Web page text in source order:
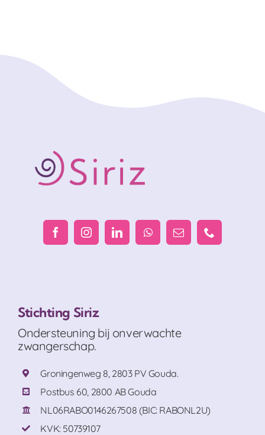
Stichting Siriz
Ondersteuning bij onverwachte
zwangerschap.
Groningenweg 8, 2803 PV Gouda.
Postbus 60, 2800 AB Gouda
NL06RABO0146267508 (BIC: RABONL2U)
KVK: 50739107